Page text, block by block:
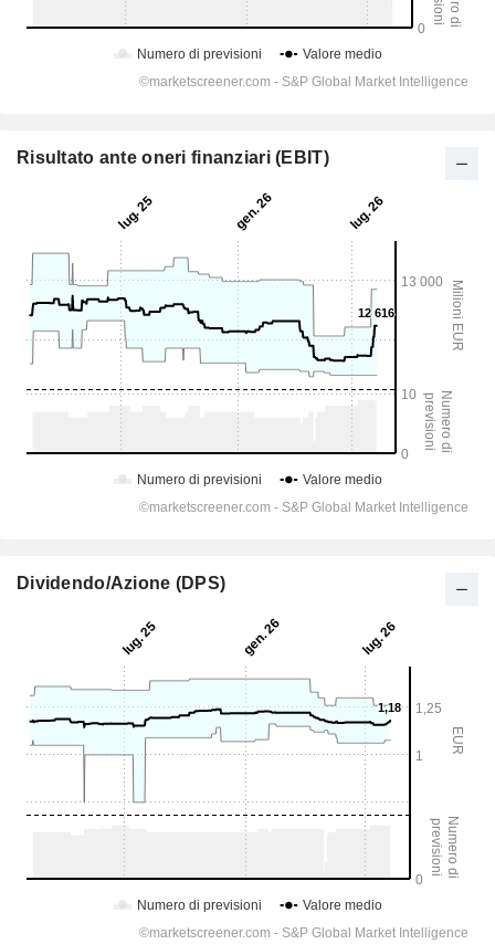
Risultato ante oneri finanziari (EBIT)
Dividendo/Azione (DPS)